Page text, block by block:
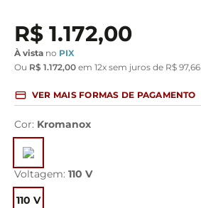
R$ 1.172,00
À vista no PIX
Ou R$ 1.172,00 em 12x sem juros de R$ 97,66
VER MAIS FORMAS DE PAGAMENTO
Cor: Kromanox
Voltagem: 110 V
110 V